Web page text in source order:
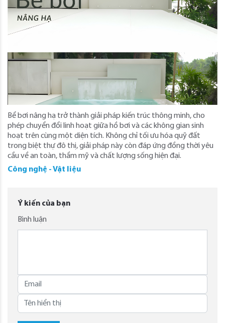
Bể bơi nâng hạ trở thành giải pháp kiến trúc thông minh, cho
phép chuyển đổi linh hoạt giữa hồ bơi và các không gian sinh
hoạt trên cùng một diện tích. Không chỉ tối ưu hóa quỹ đất
trong biệt thự đô thị, giải pháp này còn đáp ứng đồng thời yêu
cầu về an toàn, thẩm mỹ và chất lượng sống hiện đại.
Công nghệ - Vật liệu
Ý kiến của bạn
Bình luận